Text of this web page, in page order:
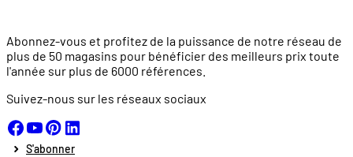
Abonnez-vous et profitez de la puissance de notre réseau de
plus de 50 magasins pour bénéficier des meilleurs prix toute
l'année sur plus de 6000 références.
Suivez-nous sur les réseaux sociaux
S'abonner